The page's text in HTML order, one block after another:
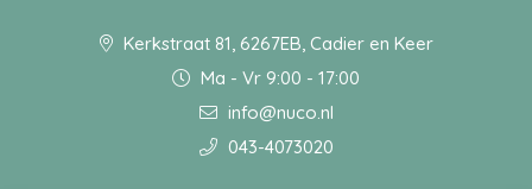
Kerkstraat 81, 6267EB, Cadier en Keer
Ma - Vr 9:00 - 17:00
info@nuco.nl
043-4073020